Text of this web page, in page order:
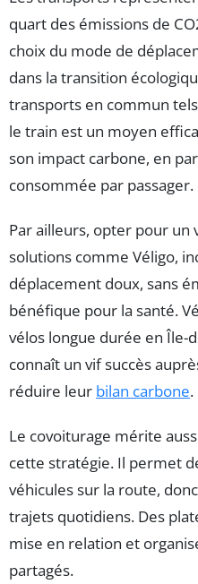
quart des émissions de
choix du mode de
dans la transition
transports en commun
le train est un moyen
son impact carbone, en
consommée par passager.
Par ailleurs, opter pour un
solutions comme Véligo,
déplacement doux, sans
bénéfique pour la santé.
vélos longue durée en Île-
connaît un vif succès
réduire leur bilan carbone.
Le covoiturage mérite
cette stratégie. Il permet
véhicules sur la route,
trajets quotidiens. Des
mise en relation et
partagés.